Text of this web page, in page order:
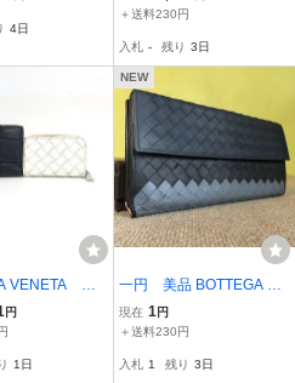
布 レザー 本
4日
ト ラウンドファスナー
ブラック 黒
＋送料230円
入札 - 残り 3日
VENETA ボ
ネタ イント
財布 P014
2点【EHA
円
1日
NEW
一円 美品 BOTTEGA VE
NETA イントレチャート
ボッテガヴェネタ ロング
バイカラー
現在 1円
＋送料230円
入札 1 残り 3日